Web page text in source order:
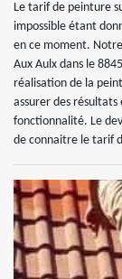
Le tarif de peinture
impossible étant
en ce moment.
Aux Aulx dans le
réalisation de la
assurer des
fonctionnalité. Le
de connaitre le tarif